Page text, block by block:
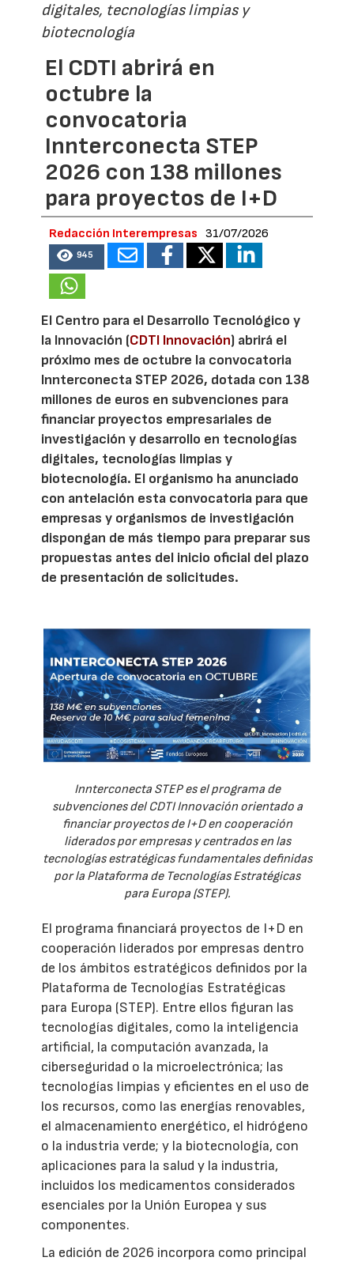
digitales, tecnologías limpias y
biotecnología
El CDTI abrirá en
octubre la
convocatoria
Innterconecta STEP
2026 con 138 millones
para proyectos de I+D
Redacción Interempresas 31/07/2026
945
El Centro para el Desarrollo Tecnológico y
la Innovación (CDTI Innovación) abrirá el
próximo mes de octubre la convocatoria
Innterconecta STEP 2026, dotada con 138
millones de euros en subvenciones para
financiar proyectos empresariales de
investigación y desarrollo en tecnologías
digitales, tecnologías limpias y
biotecnología. El organismo ha anunciado
con antelación esta convocatoria para que
empresas y organismos de investigación
dispongan de más tiempo para preparar sus
propuestas antes del inicio oficial del plazo
de presentación de solicitudes.
Innterconecta STEP es el programa de
subvenciones del CDTI Innovación orientado a
financiar proyectos de I+D en cooperación
liderados por empresas y centrados en las
tecnologías estratégicas fundamentales definidas
por la Plataforma de Tecnologías Estratégicas
para Europa (STEP).
El programa financiará proyectos de I+D en
cooperación liderados por empresas dentro
de los ámbitos estratégicos definidos por la
Plataforma de Tecnologías Estratégicas
para Europa (STEP). Entre ellos figuran las
tecnologías digitales, como la inteligencia
artificial, la computación avanzada, la
ciberseguridad o la microelectrónica; las
tecnologías limpias y eficientes en el uso de
los recursos, como las energías renovables,
el almacenamiento energético, el hidrógeno
o la industria verde; y la biotecnología, con
aplicaciones para la salud y la industria,
incluidos los medicamentos considerados
esenciales por la Unión Europea y sus
componentes.
La edición de 2026 incorpora como principal